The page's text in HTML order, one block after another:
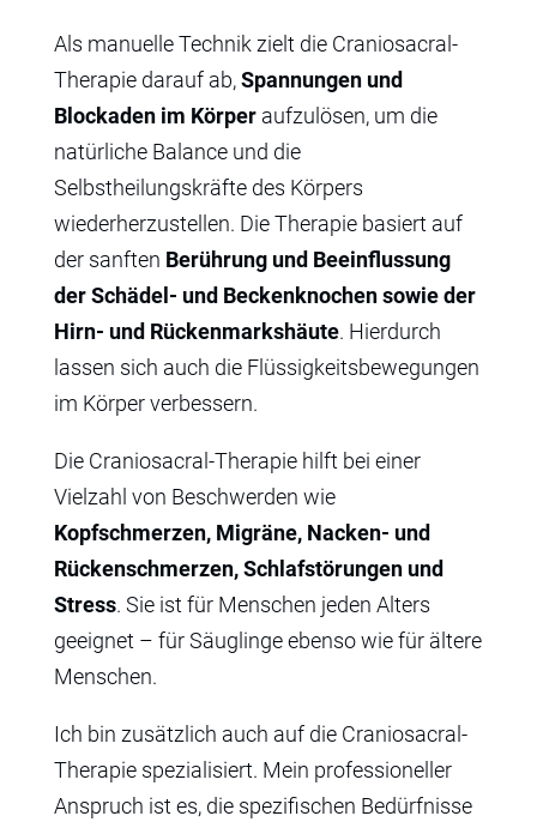
Als manuelle Technik zielt die Craniosacral-
Therapie darauf ab,Spannungen und
Blockaden im Körperaufzulösen, um die
natürliche Balance und die
Selbstheilungskräfte des Körpers
wiederherzustellen. Die Therapie basiert auf
der sanften Berührung und Beeinflussung
der Schädel- und Beckenknochen sowie der
Hirn- und Rückenmarkshäute. Hierdurch
lassen sich auch die Flüssigkeitsbewegungen
im Körper verbessern.
Die Craniosacral-Therapie hilft bei einer
Vielzahl von Beschwerden wie
Kopfschmerzen, Migräne, Nacken- und
Rückenschmerzen, Schlafstörungen und
Stress. Sie ist für Menschen jeden Alters
geeignet – für Säuglinge ebenso wie für ältere
Menschen.
Ich bin zusätzlich auch auf die Craniosacral-
Therapie spezialisiert. Mein professioneller
Anspruch ist es, die spezifischen Bedürfnisse